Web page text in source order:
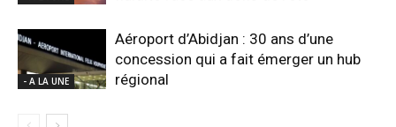
- A LA UNE
Aéroport d’Abidjan : 30 ans d’une
concession qui a fait émerger un hub
régional